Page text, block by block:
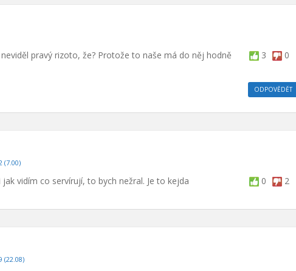
3 0
neviděl pravý rizoto, že? Protože to naše má do něj hodně
ODPOVĚDĚT
(7.00)
0 2
jak vidím co servírují, to bych nežral. Je to kejda
(22.08)